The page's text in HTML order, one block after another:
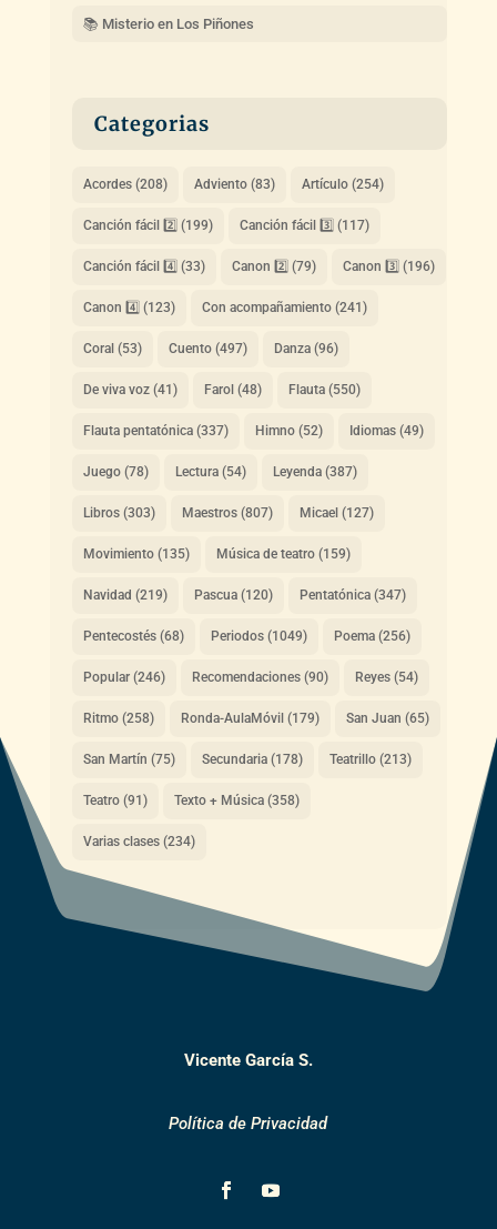
📚 Misterio en Los Piñones
Categorias
Acordes(208) Adviento(83) Artículo(254)
Canción fácil 2️⃣ (199) Canción fácil 3️⃣ (117)
Canción fácil 4️⃣ (33) Canon 2️⃣ (79) Canon 3️⃣ (196)
Canon 4️⃣ (123) Con acompañamiento(241)
Coral(53) Cuento(497) Danza(96)
De viva voz(41) Farol(48) Flauta(550)
Flauta pentatónica(337) Himno(52) Idiomas(49)
Juego(78) Lectura(54) Leyenda(387)
Libros(303) Maestros(807) Micael(127)
Movimiento(135) Música de teatro(159)
Navidad (219) Pascua(120) Pentatónica(347)
Pentecostés(68) Periodos(1049) Poema(256)
Popular(246) Recomendaciones(90) Reyes(54)
Ritmo(258) Ronda-AulaMóvil(179) San Juan (65)
San Martín (75) Secundaria(178) Teatrillo(213)
Teatro(91) Texto + Música(358)
Varias clases(234)
Vicente García S.
Política de Privacidad